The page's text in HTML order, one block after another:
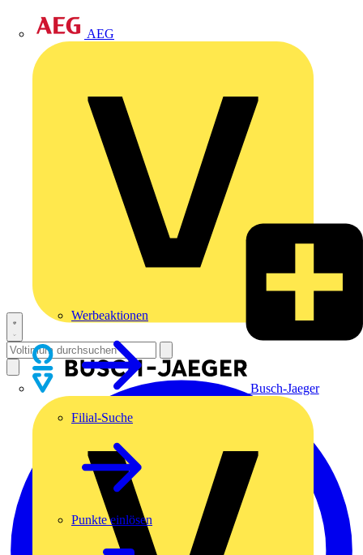
AEG
Busch-Jaeger
Werbeaktionen
Filial-Suche
Punkte einlösen